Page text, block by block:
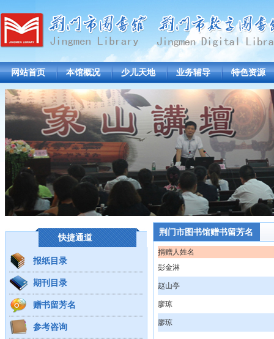
网站首页 本馆概况 少儿天地 业务辅导 特色资源
快捷通道
报纸目录
期刊目录
赠书留芳名
参考咨询
荆门市图书馆赠书留芳名
捐赠人姓名
彭金淋
赵山亭
廖琼
廖琼